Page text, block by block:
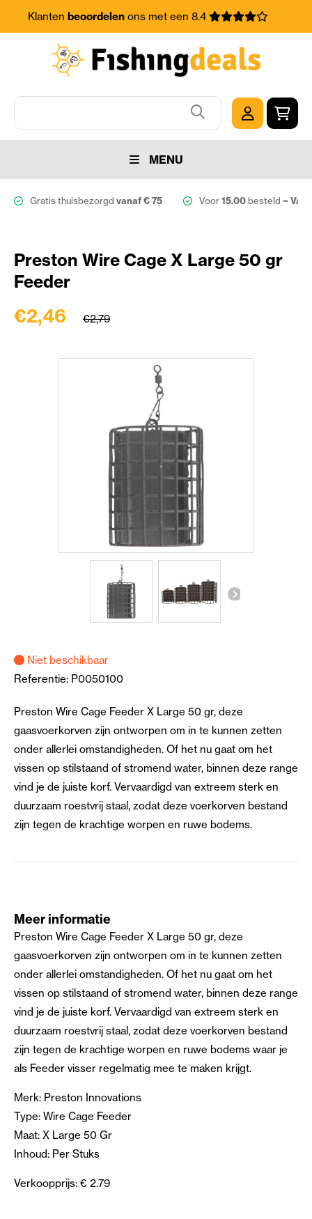
Klanten beoordelenons met een 8.4
MENU
Gratis thuisbezorgd vanaf € 75 Voor15.00besteld =
Preston Wire Cage X Large 50 gr
Feeder
€2,46 €2,79
Niet beschikbaar
Referentie: P0050100
Preston Wire Cage Feeder X Large 50 gr, deze
gaasvoerkorven zijn ontworpen om in te kunnen zetten
onder allerlei omstandigheden. Of het nu gaat om het
vissen op stilstaand of stromend water, binnen deze range
vind je de juiste korf. Vervaardigd van extreem sterk en
duurzaam roestvrij staal, zodat deze voerkorven bestand
zijn tegen de krachtige worpen en ruwe bodems.
Meer informatie
Preston Wire Cage Feeder X Large 50 gr, deze
gaasvoerkorven zijn ontworpen om in te kunnen zetten
onder allerlei omstandigheden. Of het nu gaat om het
vissen op stilstaand of stromend water, binnen deze range
vind je de juiste korf. Vervaardigd van extreem sterk en
duurzaam roestvrij staal, zodat deze voerkorven bestand
zijn tegen de krachtige worpen en ruwe bodems waar je
als Feeder visser regelmatig mee te maken krijgt.
Merk: Preston Innovations
Type: Wire Cage Feeder
Maat: X Large 50 Gr
Inhoud: Per Stuks
Verkoopprijs: € 2.79